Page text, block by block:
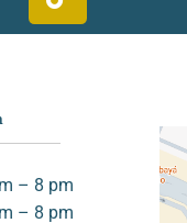
– 8 pm
– 8 pm